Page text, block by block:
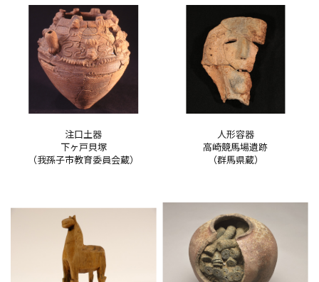
注口土器
下ヶ戸貝塚
（我孫子市教育委員会蔵）
人形容器
高崎競馬場遺跡
（群馬県蔵）